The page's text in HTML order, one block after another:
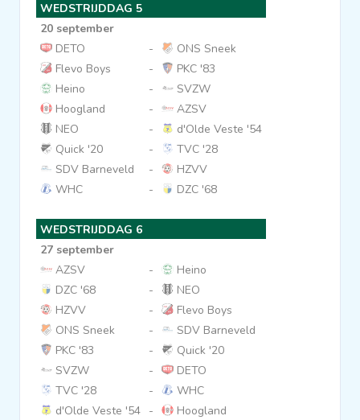
WEDSTRIJDDAG 5
20 september
DETO
-
ONS Sneek
Flevo Boys
-
PKC '83
Heino
-
SVZW
Hoogland
-
AZSV
NEO
-
d'Olde Veste '54
Quick '20
-
TVC '28
SDV Barneveld
-
HZVV
WHC
- DZC '68
WEDSTRIJDDAG 6
27 september
AZSV
-
Heino
DZC '68
-
NEO
HZVV
-
Flevo Boys
ONS Sneek
-
SDV Barneveld
PKC '83
-
Quick '20
SVZW
-
DETO
TVC '28
-
WHC
d'Olde Veste '54 - Hoogland